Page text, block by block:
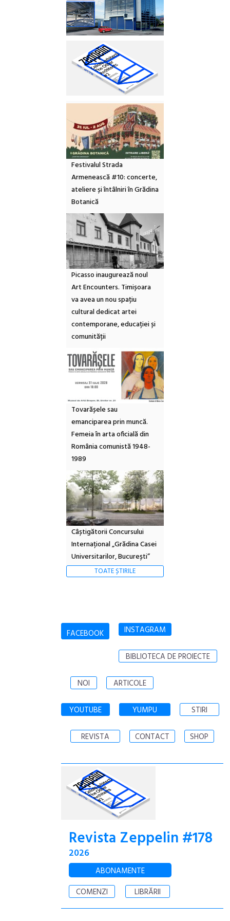
Festivalul Strada
Armenească #10: concerte,
ateliere și întâlniri în Grădina
Botanică
Picasso inaugurează noul
Art Encounters. Timișoara
va avea un nou spațiu
cultural dedicat artei
contemporane, educației și
comunității
Tovarășele sau
emanciparea prin muncă.
Femeia în arta oficială din
România comunistă 1948-
1989
Câștigătorii Concursului
Internațional „Grădina Casei
Universitarilor, București”
TOATE ȘTIRILE
FACEBOOK INSTAGRAM
BIBLIOTECA DE PROIECTE
NOI ARTICOLE
YOUTUBE YUMPU STIRI
REVISTA CONTACT SHOP
Revista Zeppelin #178
2026
ABONAMENTE
COMENZI
LIBRĂRII